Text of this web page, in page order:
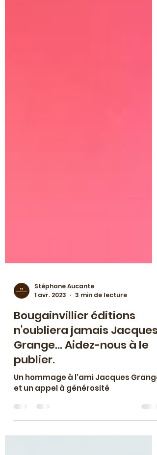
Stéphane Aucante
1 avr. 2023
3 min de lecture
Bougainvillier éditions
n'oubliera jamais Jacques
Grange... Aidez-nous à le
publier.
Un hommage à l'ami Jacques Grange
et un appel à générosité